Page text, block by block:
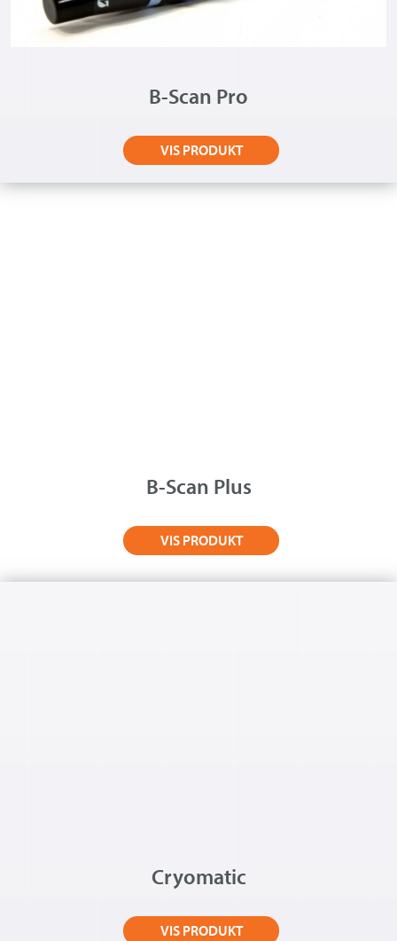
B-Scan Pro
VIS PRODUKT
B-Scan Plus
VIS PRODUKT
Cryomatic
VIS PRODUKT